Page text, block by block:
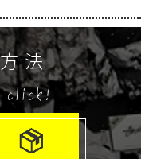
法
click!